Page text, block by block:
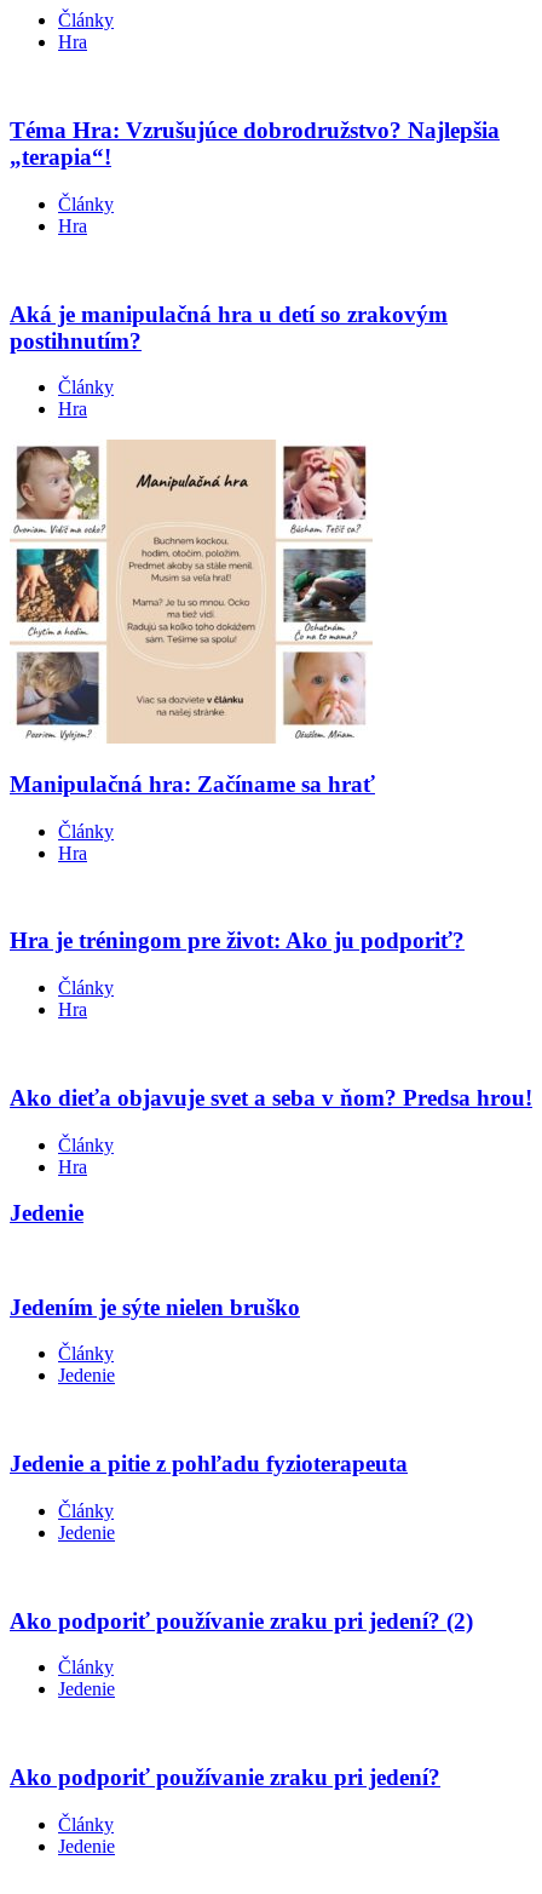
Články
Hra
Téma Hra: Vzrušujúce dobrodružstvo? Najlepšia
„terapia“!
Články
Hra
Aká je manipulačná hra u detí so zrakovým
postihnutím?
Články
Hra
Manipulačná hra: Začíname sa hrať
Články
Hra
Hra je tréningom pre život: Ako ju podporiť?
Články
Hra
Ako dieťa objavuje svet a seba v ňom? Predsa hrou!
Články
Hra
Jedenie
Jedením je sýte nielen bruško
Články
Jedenie
Jedenie a pitie z pohľadu fyzioterapeuta
Články
Jedenie
Ako podporiť používanie zraku pri jedení? (2)
Články
Jedenie
Ako podporiť používanie zraku pri jedení?
Články
Jedenie